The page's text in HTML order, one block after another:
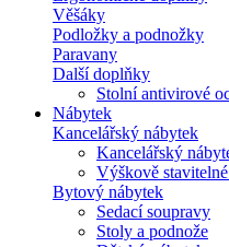
Věšáky
Podložky a podnožky
Paravany
Další doplňky
Stolní antivirové
Nábytek
Kancelářský nábytek
Kancelářský
Výškově
Bytový nábytek
Sedací soupravy
Stoly a podnože